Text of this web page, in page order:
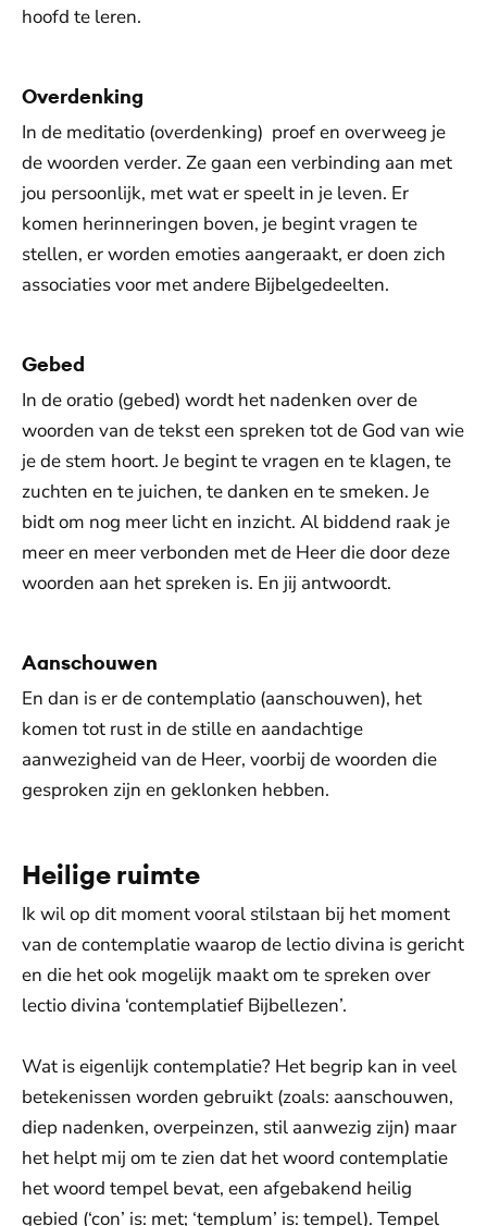
hoofd te leren.
Overdenking
In de meditatio (overdenking) proef en overweeg je
de woorden verder. Ze gaan een verbinding aan met
jou persoonlijk, met wat er speelt in je leven. Er
komen herinneringen boven, je begint vragen te
stellen, er worden emoties aangeraakt, er doen zich
associaties voor met andere Bijbelgedeelten.
Gebed
In de oratio (gebed) wordt het nadenken over de
woorden van de tekst een spreken tot de God van wie
je de stem hoort. Je begint te vragen en te klagen, te
zuchten en te juichen, te danken en te smeken. Je
bidt om nog meer licht en inzicht. Al biddend raak je
meer en meer verbonden met de Heer die door deze
woorden aan het spreken is. En jij antwoordt.
Aanschouwen
En dan is er de contemplatio (aanschouwen), het
komen tot rust in de stille en aandachtige
aanwezigheid van de Heer, voorbij de woorden die
gesproken zijn en geklonken hebben.
Heilige ruimte
Ik wil op dit moment vooral stilstaan bij het moment
van de contemplatie waarop de lectio divina is gericht
en die het ook mogelijk maakt om te spreken over
lectio divina ‘contemplatief Bijbellezen’.
Wat is eigenlijk contemplatie? Het begrip kan in veel
betekenissen worden gebruikt (zoals: aanschouwen,
diep nadenken, overpeinzen, stil aanwezig zijn) maar
het helpt mij om te zien dat het woord contemplatie
het woord tempel bevat, een afgebakend heilig
gebied (‘con’ is: met; ‘templum’ is: tempel). Tempel